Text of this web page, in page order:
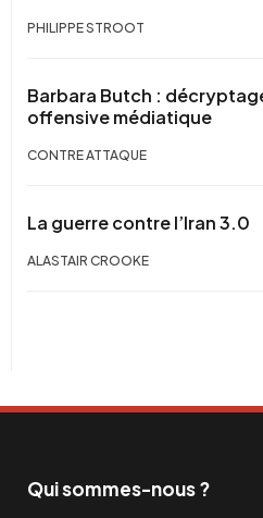
PHILIPPE STROOT
Barbara Butch :
offensive médiatique
CONTRE ATTAQUE
La guerre contre l’Iran 3.0
ALASTAIR CROOKE
Qui sommes-nous ?